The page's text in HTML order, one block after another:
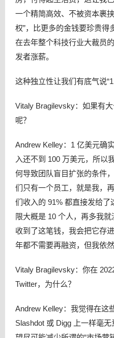
一个精简高效、不被资本裹
权”，比更多的金钱要珍贵得
在去年整个科技行业大裁员
发者涨薪。
这种独立性让我们有底气说
Vitaly Bragilevsky：如果有
呢？
Andrew Kelley：1 亿美元确
入还不到 100 万美元，所以
何导致团队盲目扩张的条件
们只有一个员工，就是我，
们收入的 91% 都直接发给
限大概是 10 个人，再多我
收到了这笔钱，我会把它存
年都不需要再融资，但我依
Vitaly Bragilevsky：你在
Twitter，为什么？
Andrew Kelley：我觉得在这
Slashdot 或 Digg 上一样毫